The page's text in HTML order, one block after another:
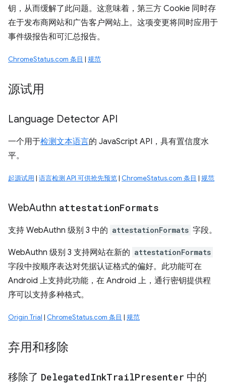
钥，从而缓解了此问题。这意味着，第三方 Cookie 同时存
在于发布商网站和广告客户网站上。这项变更将同时应用于
事件级报告和可汇总报告。
ChromeStatus.com 条目 | 规范
源试用
Language Detector API
一个用于检测文本语言的 JavaScript API，具有置信度水
平。
起源试用 | 语言检测 API 可供抢先预览| ChromeStatus.com 条目 | 规范
WebAuthn attestationFormats
支持 WebAuthn 级别 3 中的 attestationFormats 字段。
WebAuthn 级别 3 支持网站在新的 attestationFormats
字段中按顺序表达对凭据认证格式的偏好。此功能可在
Android 上支持此功能，在 Android 上，通行密钥提供程
序可以支持多种格式。
Origin Trial | ChromeStatus.com 条目 | 规范
弃用和移除
移除了 DelegatedInkTrailPresenter 中的